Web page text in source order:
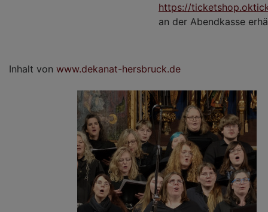
https://
an der Abendkasse
Inhalt von www.dekanat-hersbruck.de